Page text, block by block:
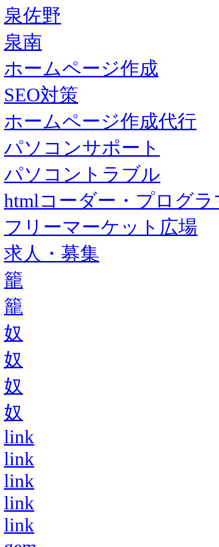
泉佐野
泉南
ホームページ作成
SEO対策
ホームページ作成代行
パソコンサポート
パソコントラブル
htmlコーダー・プログラ
フリーマーケット広場
求人・募集
籠
籠
奴
奴
奴
奴
link
link
link
link
link